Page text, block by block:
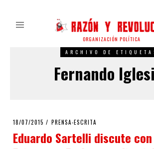
ORGANIZACIÓN POLÍTICA
ARCHIVO DE
Fernando
POSTED
18/07/2015 PRENSA-ESCRITA
Eduardo Sartelli discute con